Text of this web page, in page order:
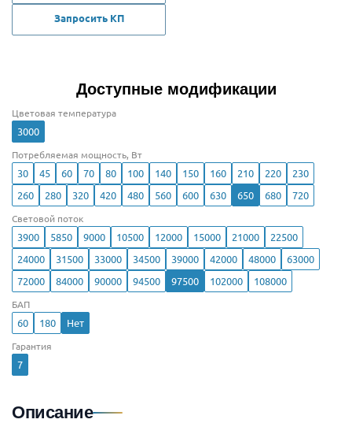
Запросить КП
Доступные модификации
Цветовая температура
3000
Потребляемая мощность, Вт
30 45 60 70 80 100 140 150 160 210 220
230
260
280 320 420 480 560 600 630 650 680 720
Световой поток
3900 5850 9000 10500 12000 15000 21000
22500
24000
31500 33000 34500 39000 42000 48000
63000
72000
84000 90000 94500 97500 102000 108000
БАП
60 180 Нет
Гарантия
7
Описание